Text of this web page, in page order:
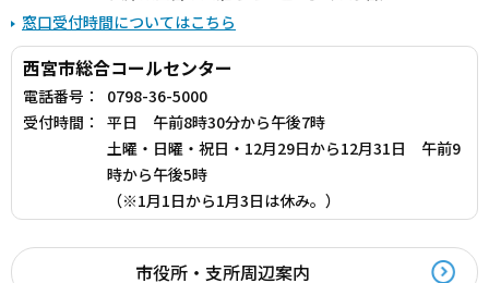
窓口受付時間についてはこちら
西宮市総合コールセンター
電話番号：
0798-36-5000
受付時間：
平日 午前8時30分から午後7時
土曜・日曜・祝日・12月29日から12月31日 午前9
時から午後5時
（※1月1日から1月3日は休み。）
市役所・支所周辺案内